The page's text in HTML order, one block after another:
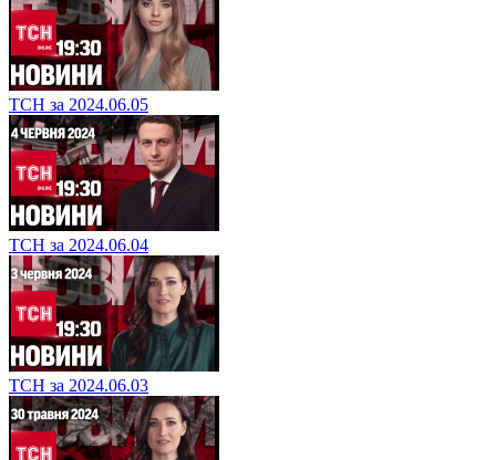
ТСН за 2024.06.05
ТСН за 2024.06.04
ТСН за 2024.06.03